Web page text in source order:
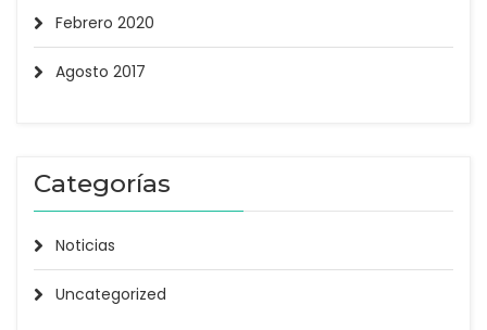
Febrero 2020
Agosto 2017
Categorías
Noticias
Uncategorized